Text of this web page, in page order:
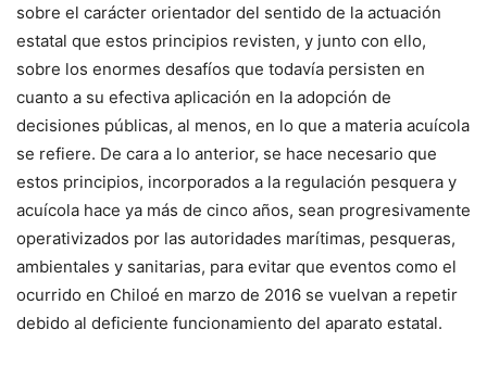
sobre el carácter orientador del sentido de la actuación
estatal que estos principios revisten, y junto con ello,
sobre los enormes desafíos que todavía persisten en
cuanto a su efectiva aplicación en la adopción de
decisiones públicas, al menos, en lo que a materia acuícola
se refiere. De cara a lo anterior, se hace necesario que
estos principios, incorporados a la regulación pesquera y
acuícola hace ya más de cinco años, sean progresivamente
operativizados por las autoridades marítimas, pesqueras,
ambientales y sanitarias, para evitar que eventos como el
ocurrido en Chiloé en marzo de 2016 se vuelvan a repetir
debido al deficiente funcionamiento del aparato estatal.